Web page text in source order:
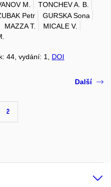
M.
TONCHEV A. B.
Petr
GURSKA Sona
MAZZA T.
MICALE V.
44, vydání: 1, DOI
2
Další